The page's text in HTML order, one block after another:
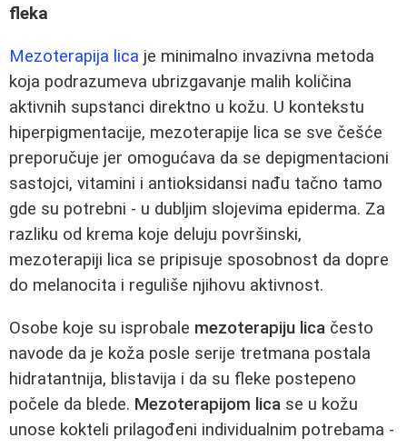
fleka
Mezoterapija lica je minimalno invazivna metoda
koja podrazumeva ubrizgavanje malih količina
aktivnih supstanci direktno u kožu. U kontekstu
hiperpigmentacije, mezoterapije lica se sve češće
preporučuje jer omogućava da se depigmentacioni
sastojci, vitamini i antioksidansi nađu tačno tamo
gde su potrebni - u dubljim slojevima epiderma. Za
razliku od krema koje deluju površinski,
mezoterapiji lica se pripisuje sposobnost da dopre
do melanocita i reguliše njihovu aktivnost.
Osobe koje su isprobale mezoterapiju lica često
navode da je koža posle serije tretmana postala
hidratantnija, blistavija i da su fleke postepeno
počele da blede. Mezoterapijom lica se u kožu
unose kokteli prilagođeni individualnim potrebama -